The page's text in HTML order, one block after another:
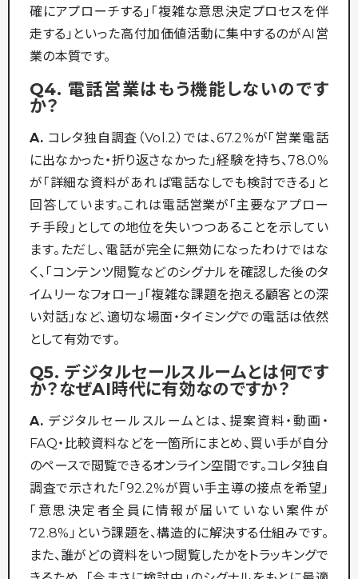
確にアプローチする」「複雑な意思決定プロセスを伴
走する」といった高付加価値活動に集中するのがAI営
業の本質です。
Q4. 電話営業はもう機能しないのです
か？
A. コレタ独自調査（Vol.2）では、67.2%が「営業電話
に出なかった・折り返さなかった」経験を持ち、78.0%
が「詳細な資料があれば電話なしでも検討できる」と
回答しています。これは電話営業が「主要なアプロー
チ手段」としての地位を失いつつあることを示してい
ます。ただし、電話が完全に無効になったわけではな
く、「コンテンツ閲覧などのシグナルを確認した後のタ
イムリーなフォロー」「複雑な課題を抱える顧客との深
い対話」など、適切な場面・タイミングでの電話は依然
として有効です。
Q5. デジタルセールスルームとは何です
か？なぜAI時代に有効なのですか？
A. デジタルセールスルームとは、提案資料・動画・
FAQ・比較資料などを一箇所にまとめ、買い手が自分
のペースで閲覧できるオンライン空間です。コレタ独自
調査で示された「92.2%が買い手主導の接点を希望」
「意思決定者全員に情報が届いていない案件が
72.8%」という課題を、構造的に解決する仕組みです。
また、誰がどの資料をいつ閲覧したかをトラッキングで